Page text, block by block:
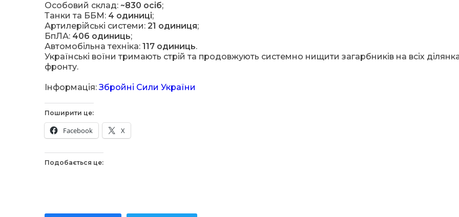
Особовий склад: ~830 осіб;
Танки та ББМ: 4 одиниці;
Артилерійські системи: 21 одиниця;
БпЛА: 406 одиниць;
Автомобільна техніка: 117 одиниць.
Українські воїни тримають стрій та продовжують системно нищити загарбників на всіх
фронту.
Інформація:Збройні Сили України
Поширити це:
Facebook X
Подобається це: